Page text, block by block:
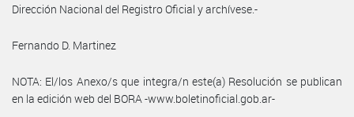
Dirección Nacional del Registro Oficial y archívese.-
Fernando D. Martinez
NOTA: El/los Anexo/s que integra/n este(a) Resolución se publican
en la edición web del BORA -www.boletinoficial.gob.ar-